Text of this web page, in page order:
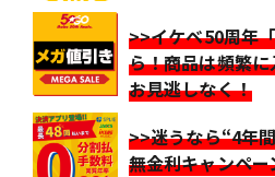
>>イケベ50周年
ら！商品は頻繁
お見逃しなく！
>>迷うなら“4年
無金利キャンペー